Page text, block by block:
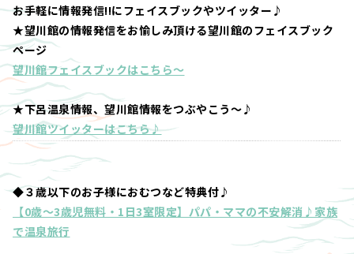
お手軽に情報発信!!にフェイスブックやツイッター♪
★望川館の情報発信をお愉しみ頂ける望川館のフェイスブック
ページ
望川館フェイスブックはこちら～
★下呂温泉情報、望川館情報をつぶやこう～♪
望川館ツイッターはこちら♪
◆３歳以下のお子様におむつなど特典付♪
【0歳～3歳児無料・1日3室限定】パパ・ママの不安解消♪家族
で温泉旅行